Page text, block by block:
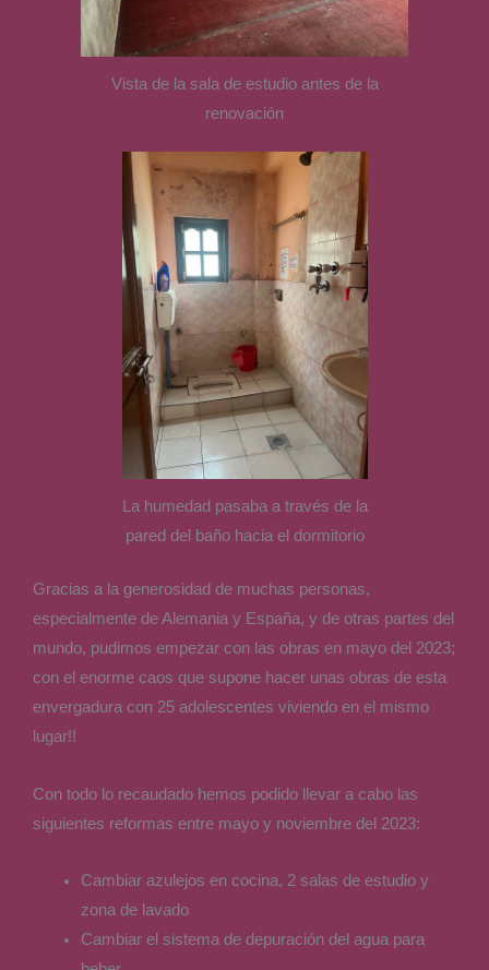
Vista de la sala de estudio antes de la
renovación
La humedad pasaba a través de la
pared del baño hacia el dormitorio
Gracias a la generosidad de muchas personas,
especialmente de Alemania y España, y de otras partes del
mundo, pudimos empezar con las obras en mayo del 2023;
con el enorme caos que supone hacer unas obras de esta
envergadura con 25 adolescentes viviendo en el mismo
lugar!!
Con todo lo recaudado hemos podido llevar a cabo las
siguientes reformas entre mayo y noviembre del 2023:
Cambiar azulejos en cocina, 2 salas de estudio y
zona de lavado
Cambiar el sistema de depuración del agua para